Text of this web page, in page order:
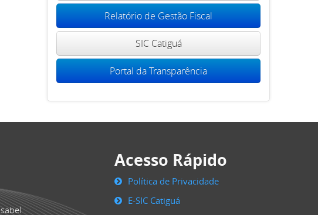
Relatório de Gestão Fiscal
SIC Catiguá
Portal da Transparência
Acesso Rápido
Política de Privacidade
E-SIC Catiguá